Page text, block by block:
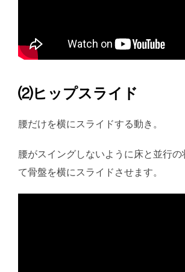
⑵ヒップスライド
腰だけを横にスライドする動き。
腰がスイングしないように床と並行の
て骨盤を横にスライドさせます。